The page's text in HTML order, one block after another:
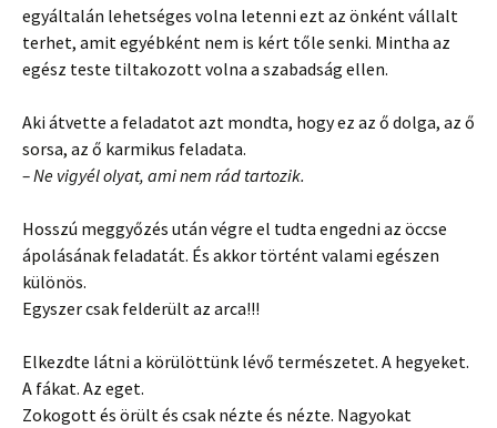
egyáltalán lehetséges volna letenni ezt az önként vállalt
terhet, amit egyébként nem is kért tőle senki. Mintha az
egész teste tiltakozott volna a szabadság ellen.
Aki átvette a feladatot azt mondta, hogy ez az ő dolga, az ő
sorsa, az ő karmikus feladata.
– Ne vigyél olyat, ami nem rád tartozik.
Hosszú meggyőzés után végre el tudta engedni az öccse
ápolásának feladatát. És akkor történt valami egészen
különös.
Egyszer csak felderült az arca!!!
Elkezdte látni a körülöttünk lévő természetet. A hegyeket.
A fákat. Az eget.
Zokogott és örült és csak nézte és nézte. Nagyokat